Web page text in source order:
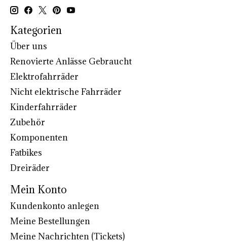
Kategorien
Über uns
Renovierte Anlässe Gebraucht
Elektrofahrräder
Nicht elektrische Fahrräder
Kinderfahrräder
Zubehör
Komponenten
Fatbikes
Dreiräder
Mein Konto
Kundenkonto anlegen
Meine Bestellungen
Meine Nachrichten (Tickets)